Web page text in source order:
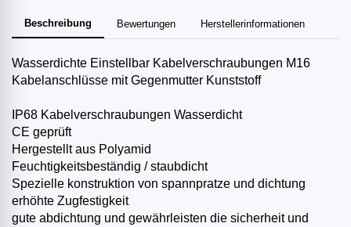
Beschreibung Bewertungen Herstellerinformationen
Wasserdichte Einstellbar Kabelverschraubungen M16
Kabelanschlüsse mit Gegenmutter Kunststoff
IP68 Kabelverschraubungen Wasserdicht
CE geprüft
Hergestellt aus Polyamid
Feuchtigkeitsbeständig / staubdicht
Spezielle konstruktion von spannpratze und dichtung
erhöhte Zugfestigkeit
gute abdichtung und gewährleisten die sicherheit und